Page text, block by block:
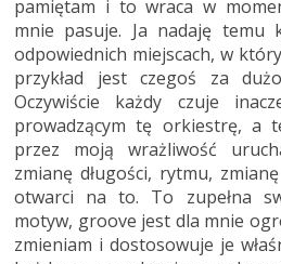
pamiętam i to wraca w
mnie pasuje. Ja nadaję temu
odpowiednich miejscach, w
przykład jest czegoś za
Oczywiście każdy czuje
prowadzącym tę orkiestrę, a
przez moją wrażliwość
zmianę długości, rytmu,
otwarci na to. To zupełna
motyw, groove jest dla mnie
zmieniam i dostosowuje je